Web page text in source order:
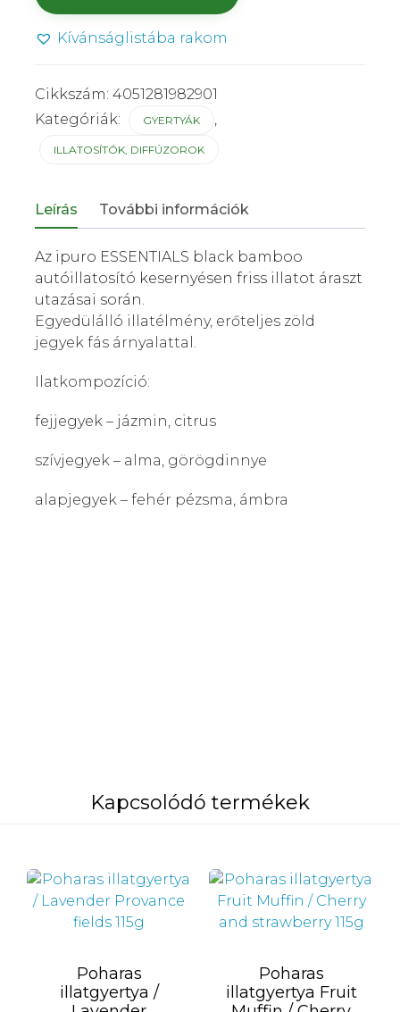
Kívánságlistába rakom
Cikkszám: 4051281982901
Kategóriák:
GYERTYÁK ,
ILLATOSÍTÓK, DIFFÚZOROK
Leírás További információk
Az ipuro ESSENTIALS black bamboo
autóillatosító kesernyésen friss illatot áraszt
utazásai során.
Egyedülálló illatélmény, erőteljes zöld
jegyek fás árnyalattal.
Ilatkompozíció:
fejjegyek – jázmin, citrus
szívjegyek – alma, görögdinnye
alapjegyek – fehér pézsma, ámbra
Kapcsolódó termékek
Poharas
illatgyertya /
Poharas
illatgyertya Fruit